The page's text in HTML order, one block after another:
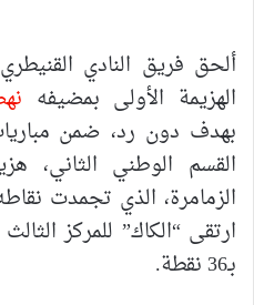
ألحق فريق النادي
الهزيمة الأولى بمضيفه
القسم الوطني الثاني،
ارتقى “الكاك” للمركز
بـ36 نقطة.